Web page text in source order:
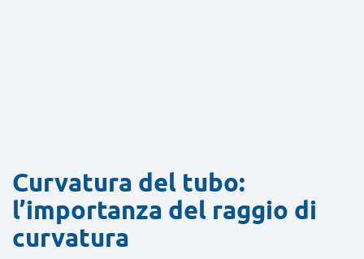
Curvatura del tubo:
l’importanza del raggio di
curvatura